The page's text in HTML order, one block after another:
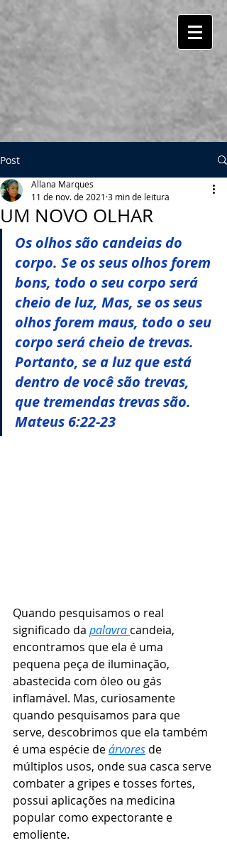
Post
UM NOVO OLHAR
Allana Marques
11 de nov. de 2021 3 min de leitura
Os olhos são candeias do
corpo. Se os seus olhos forem
bons, todo o seu corpo será
cheio de luz, Mas, se os seus
olhos forem maus, todo o seu
corpo será cheio de trevas.
Portanto, se a luz que está
dentro de você são trevas,
que tremendas trevas são.
Mateus 6:22-23
Quando pesquisamos o real
significado da palavra candeia,
encontramos que ela é uma
pequena peça de iluminação,
abastecida com óleo ou gás
inflamável. Mas, curiosamente
quando pesquisamos para que
serve, descobrimos que ela também
é uma espécie de árvores de
múltiplos usos, onde sua casca serve
combater a gripes e tosses fortes,
possui aplicações na medicina
popular como expectorante e
emoliente.